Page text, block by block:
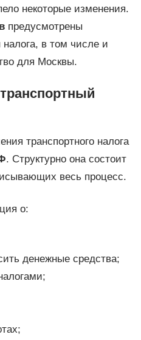
некоторые изменения.
предусмотрены
в том числе и
для Москвы.
транспортного налога
. Структурно она состоит
весь процесс.
о:
денежные средства;